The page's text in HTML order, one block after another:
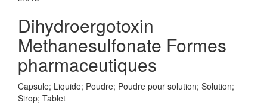
Dihydroergotoxin
Methanesulfonate Formes
pharmaceutiques
Capsule; Liquide; Poudre; Poudre pour solution; Solution;
Sirop; Tablet